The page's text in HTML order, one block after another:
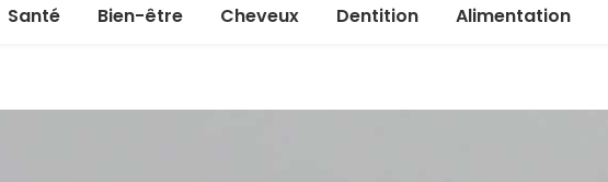
Santé Bien-être Cheveux Dentition Alimentation